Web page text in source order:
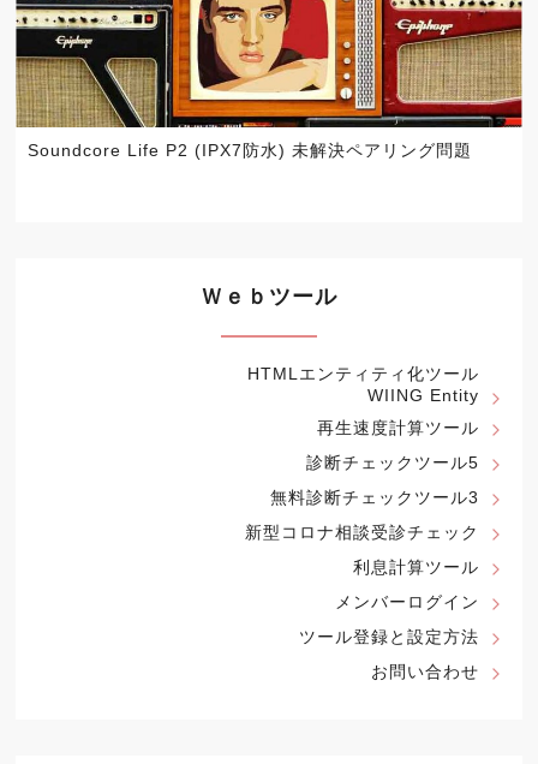
Soundcore Life P2 (IPX7防水) 未解決ペアリング問題
Ｗｅｂツール
HTMLエンティティ化ツール
WIING Entity
再生速度計算ツール
診断チェックツール5
無料診断チェックツール3
新型コロナ相談受診チェック
利息計算ツール
メンバーログイン
ツール登録と設定方法
お問い合わせ